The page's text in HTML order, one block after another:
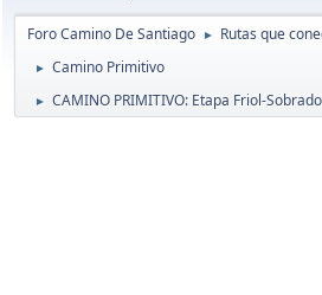
Foro Camino De Santiago ► Rutas que
► Camino Primitivo
► CAMINO PRIMITIVO: Etapa Friol-